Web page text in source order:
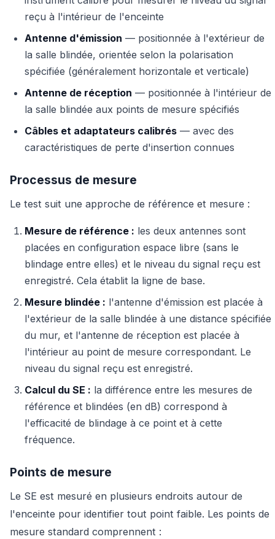
reçu à l'intérieur de l'enceinte
Antenne d'émission — positionnée à l'extérieur de
la salle blindée, orientée selon la polarisation
spécifiée (généralement horizontale et verticale)
Antenne de réception — positionnée à l'intérieur de
la salle blindée aux points de mesure spécifiés
Câbles et adaptateurs calibrés — avec des
caractéristiques de perte d'insertion connues
Processus de mesure
Le test suit une approche de référence et mesure :
Mesure de référence : les deux antennes sont
placées en configuration espace libre (sans le
blindage entre elles) et le niveau du signal reçu est
enregistré. Cela établit la ligne de base.
Mesure blindée : l'antenne d'émission est placée à
l'extérieur de la salle blindée à une distance spécifiée
du mur, et l'antenne de réception est placée à
l'intérieur au point de mesure correspondant. Le
niveau du signal reçu est enregistré.
Calcul du SE : la différence entre les mesures de
référence et blindées (en dB) correspond à
l'efficacité de blindage à ce point et à cette
fréquence.
Points de mesure
Le SE est mesuré en plusieurs endroits autour de
l'enceinte pour identifier tout point faible. Les points de
mesure standard comprennent :